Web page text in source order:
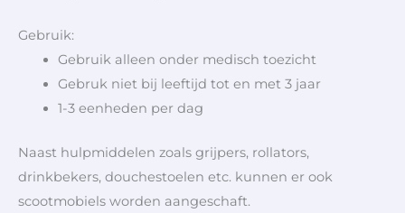
Gebruik:
Gebruik alleen onder medisch toezicht
Gebruk niet bij leeftijd tot en met 3 jaar
1-3 eenheden per dag
Naast hulpmiddelen zoals grijpers, rollators,
drinkbekers, douchestoelen etc. kunnen er ook
scootmobiels worden aangeschaft.